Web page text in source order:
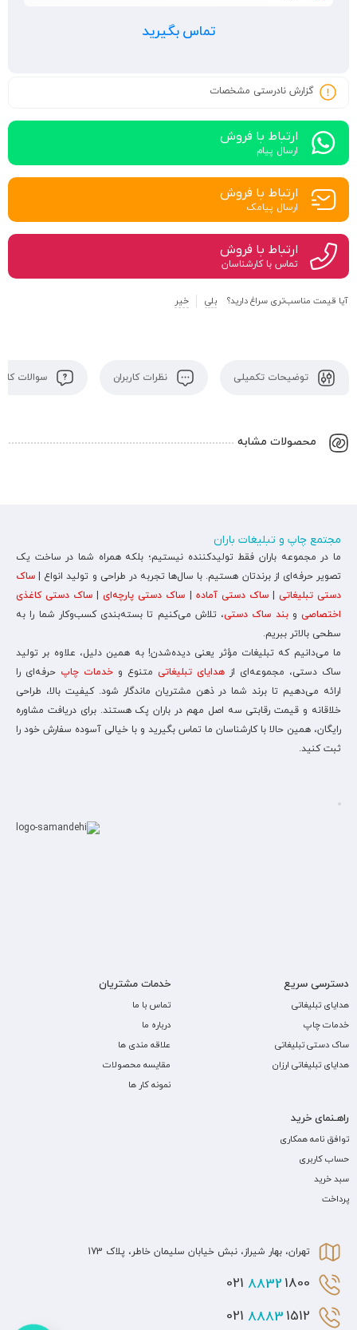
تماس بگیرید
گزارش نادرستی مشخصات
ارتباط با فروش
ارسال پیام
ارتباط با فروش
ارسال پیامک
ارتباط با فروش
تماس با کارشناسان
آیا قیمت مناسب‌تری سراغ دارید؟ بلی خیر
توضیحات تکمیلی نظرات کاربران سوالات
محصولات مشابه
مجتمع چاپ و تبلیغات باران
ما در مجموعه باران فقط تولیدکننده نیستیم؛ بلکه همراه شما در ساخت یک
تصویر حرفه‌ای از برندتان هستیم. با سال‌ها تجربه در طراحی و تولید انواع | ساک
دستی تبلیغاتی |ساک دستی آماده ساک دستی پارچه‌ای| ساک دستی کاغذی
اختصاصی وبند ساک دستی، تلاش می‌کنیم تا بسته‌بندی کسب‌وکار شما را به
سطحی بالاتر ببریم.
ما می‌دانیم که تبلیغات مؤثر یعنی دیده‌شدن! به همین دلیل، علاوه بر تولید
ساک دستی، مجموعه‌ای از هدایای تبلیغاتی متنوع و خدمات چاپ حرفه‌ای را
ارائه می‌دهیم تا برند شما در ذهن مشتریان ماندگار شود. کیفیت بالا، طراحی
خلاقانه و قیمت رقابتی سه اصل مهم در باران پک هستند. برای دریافت مشاوره
رایگان، همین حالا با کارشناسان ما تماس بگیرید و با خیالی آسوده سفارش خود را
ثبت کنید.
دسترسی سریع
هدایای تبلیغاتی
خدمات چاپ
ساک دستی تبلیغاتی
هدایای تبلیغاتی ارزان
خدمات مشتریان
تماس با ما
درباره ما
علاقه مندی ها
مقایسه محصولات
نمونه کار ها
راهـنمای خرید
توافق نامه همکاری
حساب کاربری
سبد خرید
پرداخت
تهران، بهار شیراز، نبش خیابان سلیمان خاطر، پلاک 173
8832 1800 021
8883 1512 021